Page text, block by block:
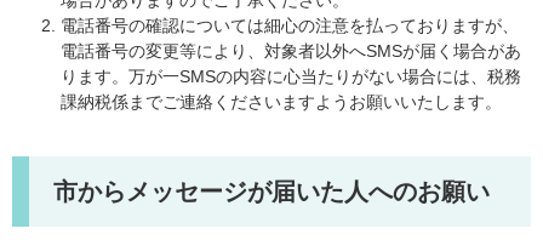
電話番号の確認については細心の注意を払っておりますが、
電話番号の変更等により、対象者以外へSMSが届く場合があ
ります。万が一SMSの内容に心当たりがない場合には、税務
課納税係までご連絡くださいますようお願いいたします。
市からメッセージが届いた人へのお願い